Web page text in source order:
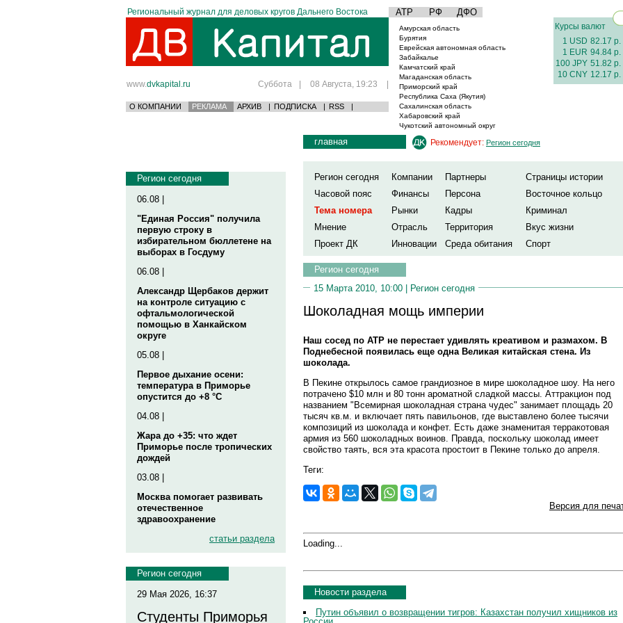
Региональный журнал для деловых кругов Дальнего Востока АТР РФ ДФО
www.dvkapital.ru Суббота | 08 Августа, 19:23 |
О КОМПАНИИ РЕКЛАМА АРХИВ | ПОДПИСКА | RSS |
Амурская область
Бурятия
Еврейская автономная область
Забайкалье
Камчатский край
Магаданская область
Приморский край
Республика Саха (Якутия)
Сахалинская область
Хабаровский край
Чукотский автономный округ
Курсы валют
1 USD 82.17 р.
1 EUR 94.84 р.
100 JPY 51.82 р.
10 CNY 12.17 р.
Регион сегодня
06.08 |
"Единая Россия" получила
первую строку в
избирательном бюллетене на
выборах в Госдуму
06.08 |
Александр Щербаков держит
на контроле ситуацию с
офтальмологической
помощью в Ханкайском
округе
05.08 |
Первое дыхание осени:
температура в Приморье
опустится до +8 °C
04.08 |
Жара до +35: что ждет
Приморье после тропических
дождей
03.08 |
Москва помогает развивать
отечественное
здравоохранение
статьи раздела
Регион сегодня
29 Мая 2026, 16:37
Студенты Приморья
главная Рекомендует: Регион сегодня
Регион сегодня Компании Партнеры
Страницы истории
Часовой пояс
Финансы Персона
Восточное кольцо
Тема номера
Рынки Кадры
Криминал
Мнение
Отрасль Территория
Вкус жизни
Проект ДК
Инновации Среда обитания Спорт
Регион сегодня
15 Марта 2010, 10:00 | Регион сегодня
Шоколадная мощь империи
Наш сосед по АТР не перестает удивлять креативом и размахом. В
Поднебесной появилась еще одна Великая китайская стена. Из
шоколада.
В Пекине открылось самое грандиозное в мире шоколадное шоу. На него
потрачено $10 млн и 80 тонн ароматной сладкой массы. Аттракцион под
названием "Всемирная шоколадная страна чудес" занимает площадь 20
тысяч кв.м. и включает пять павильонов, где выставлено более тысячи
композиций из шоколада и конфет. Есть даже знаменитая терракотовая
армия из 560 шоколадных воинов. Правда, поскольку шоколад имеет
свойство таять, вся эта красота простоит в Пекине только до апреля.
Теги:
Версия для
Loading...
Новости раздела
Путин объявил о возвращении тигров: Казахстан получил хищников из
России